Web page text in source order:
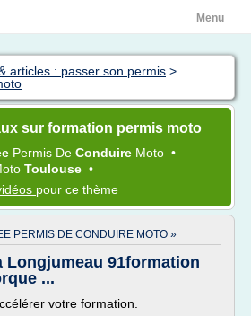
Menu
articles : passer son permis >
sur formation permis moto
Permis De Conduire Moto •
Toulouse •
pour ce thème
PERMIS DE CONDUIRE MOTO »
Longjumeau 91formation
...
votre formation.